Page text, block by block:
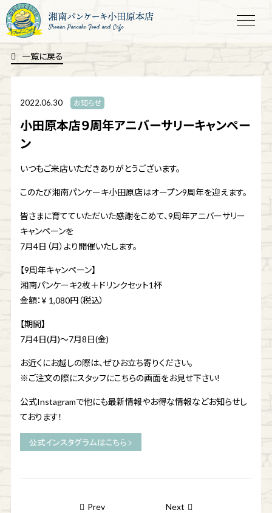
Shonan Pancake Food and Cafe
一覧に戻る
2022.06.30 お知らせ
小田原本店９周年アニバーサリーキャンペー
ン
いつもご来店いただきありがとうございます。
このたび湘南パンケーキ小田原店はオープン9周年を迎えます。
皆さまに育てていただいた感謝をこめて、9周年アニバーサリー
キャンペーンを
7月4日（月）より開催いたします。
【9周年キャンペーン】
湘南パンケーキ2枚＋ドリンクセット1杯
金額：¥ 1,080円（税込）
【期間】
7月4日(月)〜7月8日(金)
お近くにお越しの際は、ぜひお立ち寄りください。
※ご注文の際にスタッフにこちらの画面をお見せ下さい!
公式Instagramで他にも最新情報やお得な情報などお知らせし
ております！
Prev Next